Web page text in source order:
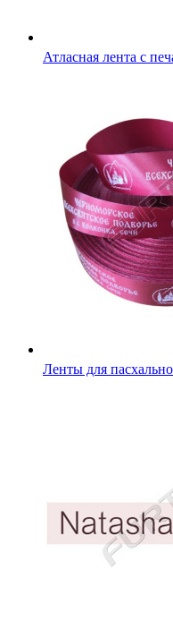
Атласная лента с
Ленты для